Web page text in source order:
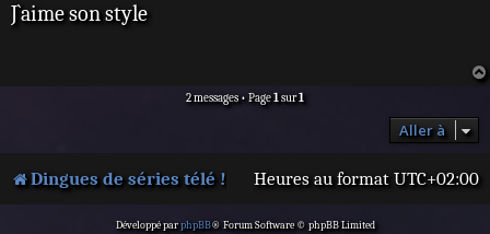
s
J`aime son style
2 messages • Page1sur1
Aller à
Dingues de séries télé ! Heures au format UTC+02:00
Développé parphpBB® Forum Software © phpBB Limited